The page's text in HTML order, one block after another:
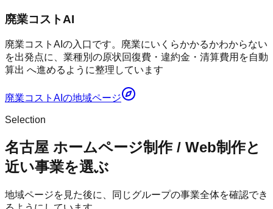
廃業コストAI
廃業コストAIの入口です。廃業にいくらかかるかわからない
を出発点に、業種別の原状回復費・違約金・清算費用を自動
算出 へ進めるように整理しています
廃業コストAI の地域ページ
Selection
名古屋 ホームページ制作 / Web制作と
近い事業を選ぶ
地域ページを見た後に、同じグループの事業全体を確認でき